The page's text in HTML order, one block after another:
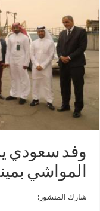
وفد سعودي
المواشي
شارك المنشور: